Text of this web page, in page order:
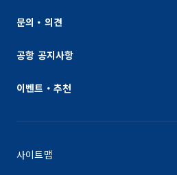
문의・의견
공항 공지사항
이벤트・추천
사이트맵